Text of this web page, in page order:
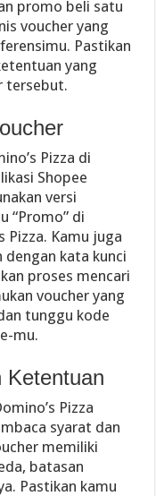
promo beli satu
voucher yang
Pastikan
yang
tersebut.
Pizza di
Shopee
versi
“Promo” di
Pizza. Kamu juga
kata kunci
proses mencari
voucher yang
tunggu kode
mu.
Ketentuan
Pizza
syarat dan
memiliki
batasan
Pastikan kamu